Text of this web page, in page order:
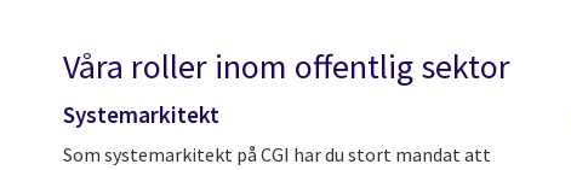
Våra roller inom offentlig sektor
Systemarkitekt
Som systemarkitekt på CGI har du stort mandat att